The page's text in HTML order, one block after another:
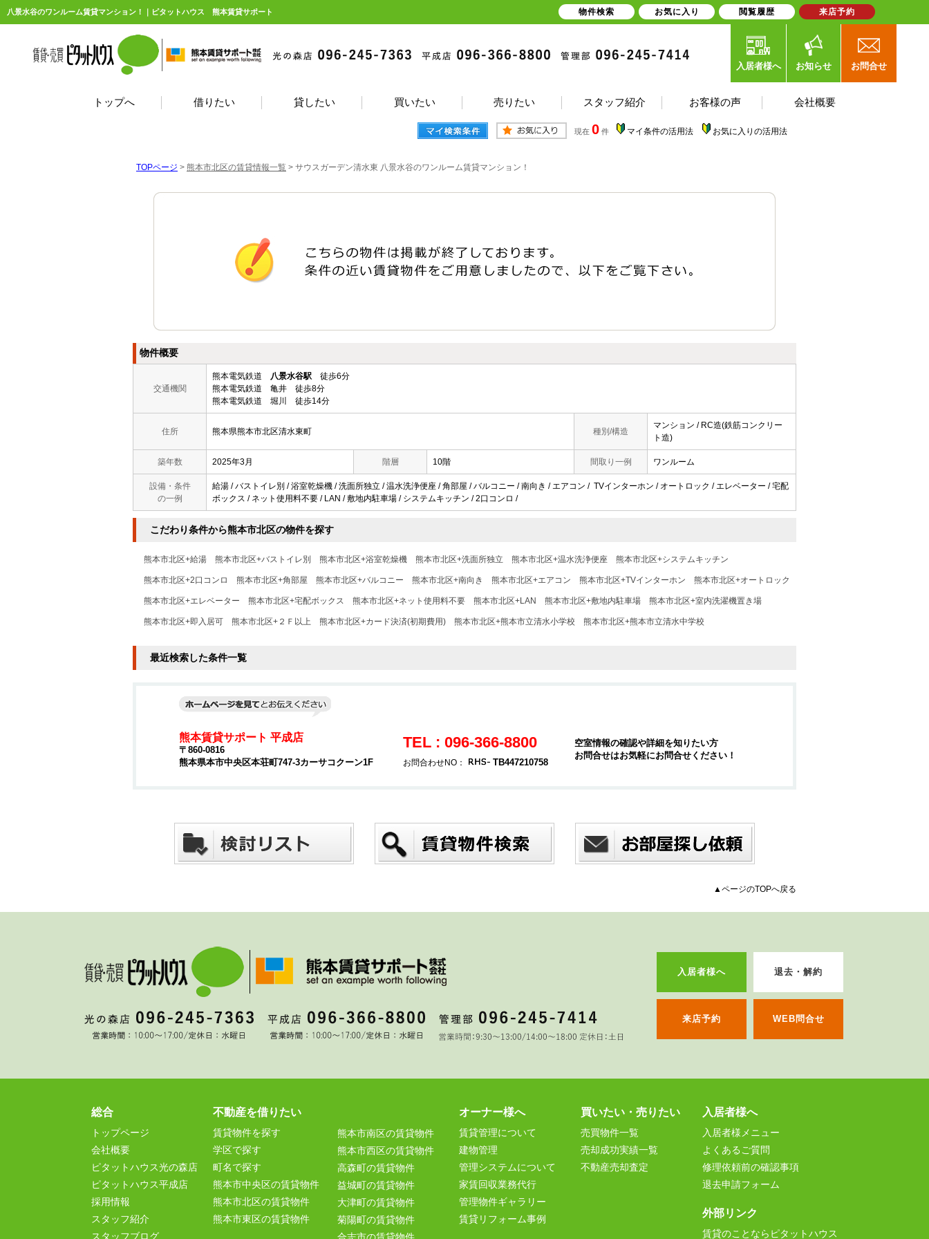
八景水谷のワンルーム賃貸マンション！｜ピタットハウス 熊本賃貸サポート
入居者様へ お知らせ お問合せ
トップへ 借りたい 貸したい 買いたい 売りたい スタッフ紹介 お客様の声 会社概要
現在 0 件 マイ条件の活用法 お気に入りの活用法
TOPページ > 熊本市北区の賃貸情報一覧 > サウスガーデン清水東 八景水谷のワンルーム賃貸マンション！
物件概要
交通機関
熊本電気鉄道 八景水谷駅 徒歩6分
熊本電気鉄道 亀井 徒歩8分
熊本電気鉄道 堀川 徒歩14分
住所 熊本県熊本市北区清水東町 種別/構造
マンション / RC造(鉄筋コンクリー
ト造)
築年数 2025年3月 階層 10階 間取り一例 ワンルーム
設備・条件
の一例
給湯 / バストイレ別 / 浴室乾燥機 / 洗面所独立 / 温水洗浄便座 / 角部屋 / バルコニー / 南向き / エアコン / TVインターホン / オートロック / エレベーター / 宅配
ボックス / ネット使用料不要 / LAN / 敷地内駐車場 / システムキッチン / 2口コンロ /
こだわり条件から熊本市北区の物件を探す
熊本市北区+給湯 熊本市北区+バストイレ別 熊本市北区+浴室乾燥機 熊本市北区+洗面所独立 熊本市北区+温水洗浄便座 熊本市北区+システムキッチン
熊本市北区+2口コンロ 熊本市北区+角部屋 熊本市北区+バルコニー 熊本市北区+南向き 熊本市北区+エアコン 熊本市北区+TVインターホン 熊本市北区+オートロック
熊本市北区+エレベーター 熊本市北区+宅配ボックス 熊本市北区+ネット使用料不要 熊本市北区+LAN 熊本市北区+敷地内駐車場 熊本市北区+室内洗濯機置き場
熊本市北区+即入居可 熊本市北区+２Ｆ以上 熊本市北区+カード決済(初期費用) 熊本市北区+熊本市立清水小学校 熊本市北区+熊本市立清水中学校
最近検索した条件一覧
熊本賃貸サポート 平成店
〒860-0816
熊本県本市中央区本荘町747-3カーサコクーン1F
TEL : 096-366-8800
お問合わせNO： TB447210758
空室情報の確認や詳細を知りたい方
お問合せはお気軽にお問合せください！
▲ページのTOPへ戻る
入居者様へ 退去・解約
来店予約 WEB問合せ
総合
トップページ
会社概要
ピタットハウス光の森店
ピタットハウス平成店
採用情報
スタッフ紹介
スタッフブログ
不動産を借りたい
賃貸物件を探す
学区で探す
町名で探す
熊本市中央区の賃貸物件
熊本市北区の賃貸物件
熊本市東区の賃貸物件
熊本市南区の賃貸物件
熊本市西区の賃貸物件
高森町の賃貸物件
益城町の賃貸物件
大津町の賃貸物件
菊陽町の賃貸物件
オーナー様へ
賃貸管理について
建物管理
管理システムについて
家賃回収業務代行
管理物件ギャラリー
賃貸リフォーム事例
買いたい・売りたい
売買物件一覧
売却成功実績一覧
不動産売却査定
入居者様へ
入居者様メニュー
よくあるご質問
修理依頼前の確認事項
退去申請フォーム
外部リンク
賃貸のことならピタットハウス
物件検索 お気に入り 閲覧履歴 来店予約